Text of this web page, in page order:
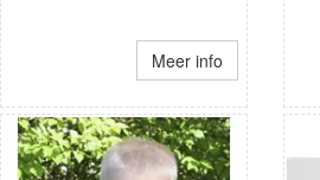
Meer info